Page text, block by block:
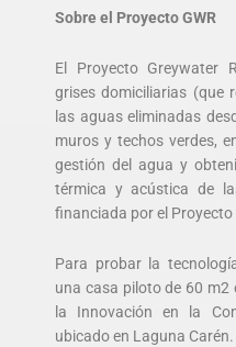
Sobre el Proyecto GWR
El Proyecto Greywater
grises domiciliarias (que
las aguas eliminadas
muros y techos verdes,
gestión del agua y
térmica y acústica de
financiada por el Proyecto
Para probar la
una casa piloto de 60 m2
la Innovación en la
ubicado en Laguna Carén.